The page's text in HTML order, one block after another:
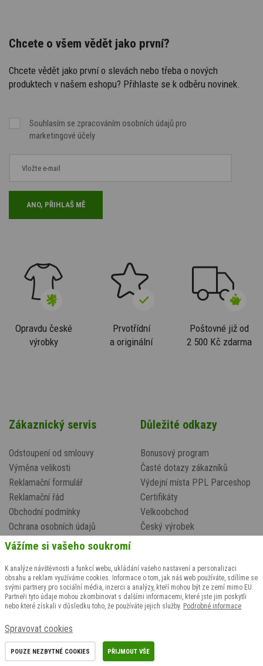
Chcete o všem vědět jako první?
Chcete vědět jako první o slevách nebo třeba o nových
produktech v našem eshopu? Přihlaste se k odběru novinek.
Souhlasím se zpracováním osobních údajů pro
marketingové účely
Opravdu české
výrobky
Prvotřídní
a originální
Poštovné již od
2 500 Kč zdarma
Zákaznický servis
Odstoupení od smlouvy
Výměna velikosti
Reklamační formulář
Reklamační řád
Obchodní podmínky
Ochrana osobních údajů
Zásady zpracování souborů
Doprava a platba
Důležité odkazy
Bonusový program
Časté dotazy zákazníků
Výdejní místa PPL Parceshop
Certifikáty
Velkoobchod
Český výrobek
Vážíme si vašeho soukromí
K analýze návštěvnosti a funkcí webu, ukládání vašeho nastavení a personalizaci
obsahu a reklam využíváme cookies. Informace o tom, jak náš web používáte, sdílíme se
svými partnery pro sociální média, inzerci a analýzy, kteří mohou být ze zemí mimo EU.
Partneři tyto údaje mohou zkombinovat s dalšími informacemi, které jste jim poskytli
nebo které získali v důsledku toho, že používáte jejich služby. Podrobné informace
Spravovat cookies
POUZE NEZBYTNÉ COOKIES PŘIJMOUT VŠE